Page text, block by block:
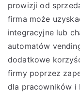
prowizji od
firma może
integracyjne lub
automatów
dodatkowe
firmy poprzez
dla pracowników i